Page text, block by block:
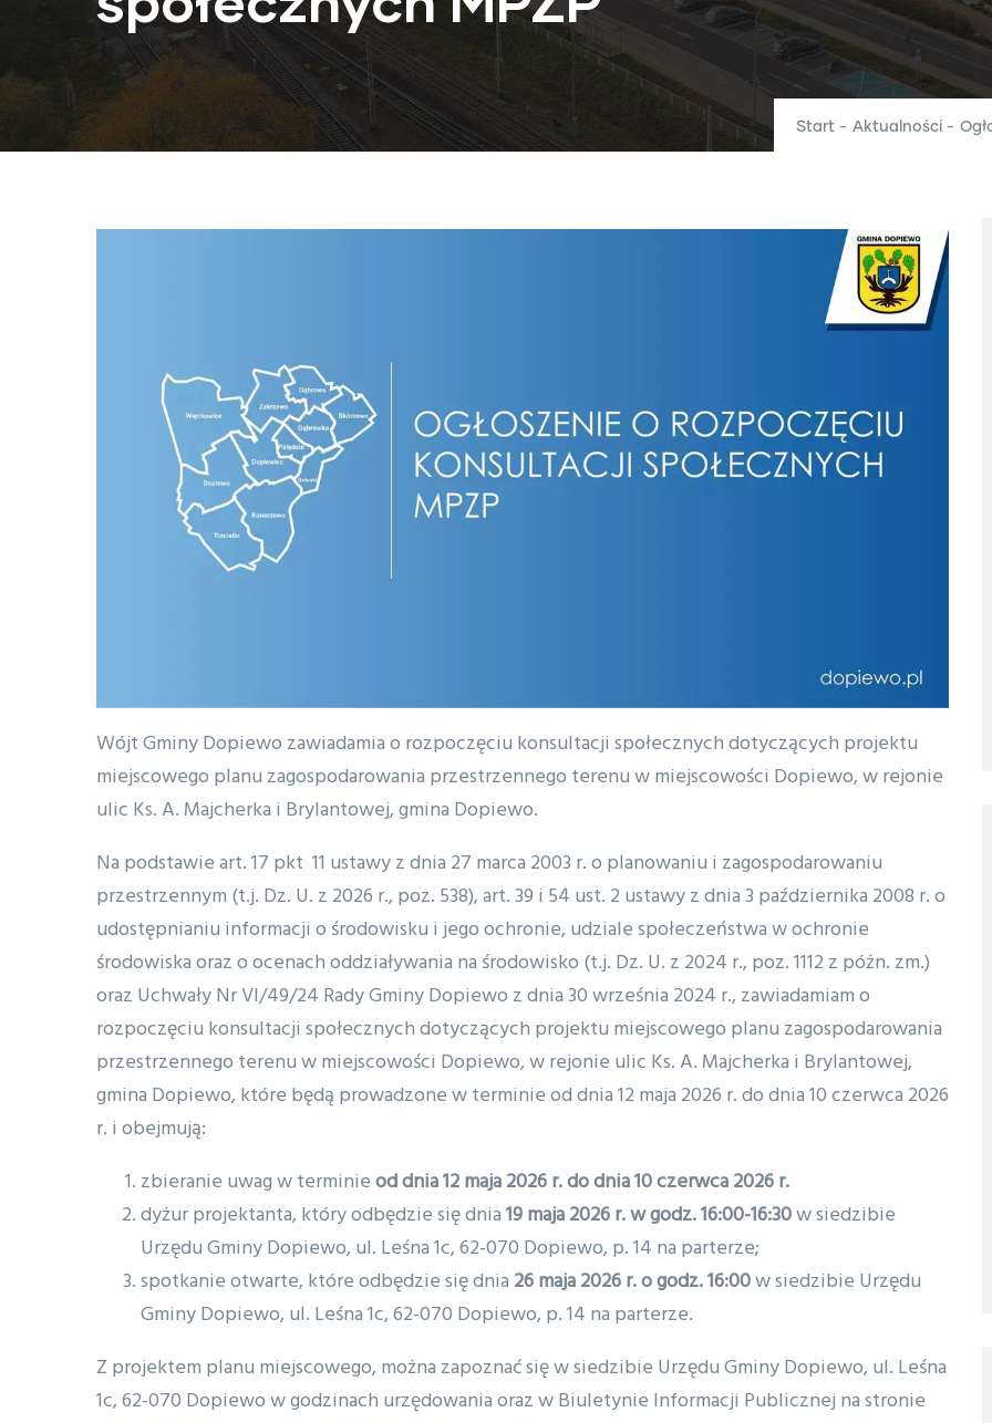
Start - Aktualności -
Wójt Gminy Dopiewo zawiadamia o rozpoczęciu konsultacji społecznych dotyczących projektu
miejscowego planu zagospodarowania przestrzennego terenu w miejscowości Dopiewo, w rejonie
ulic Ks. A. Majcherka i Brylantowej, gmina Dopiewo.
Na podstawie art. 17 pkt 11 ustawy z dnia 27 marca 2003 r. o planowaniu i zagospodarowaniu
przestrzennym (t.j. Dz. U. z 2026 r., poz. 538), art. 39 i 54 ust. 2 ustawy z dnia 3 października 2008 r. o
udostępnianiu informacji o środowisku i jego ochronie, udziale społeczeństwa w ochronie
środowiska oraz o ocenach oddziaływania na środowisko (t.j. Dz. U. z 2024 r., poz. 1112 z póżn. zm.)
oraz Uchwały Nr VI/49/24 Rady Gminy Dopiewo z dnia 30 września 2024 r., zawiadamiam o
rozpoczęciu konsultacji społecznych dotyczących projektu miejscowego planu zagospodarowania
przestrzennego terenu w miejscowości Dopiewo, w rejonie ulic Ks. A. Majcherka i Brylantowej,
gmina Dopiewo, które będą prowadzone w terminie od dnia 12 maja 2026 r. do dnia 10 czerwca 2026
r. i obejmują:
zbieranie uwag w terminieod dnia 12 maja 2026 r. do dnia 10 czerwca 2026 r.
dyżur projektanta, który odbędzie się dnia19 maja 2026 r.w godz. 16:00-16:30w siedzibie
Urzędu Gminy Dopiewo, ul. Leśna 1c, 62-070 Dopiewo, p. 14 na parterze;
spotkanie otwarte, które odbędzie się dnia 26 maja 2026 r. o godz. 16:00w siedzibie Urzędu
Gminy Dopiewo, ul. Leśna 1c, 62-070 Dopiewo, p. 14 na parterze.
Z projektem planu miejscowego, można zapoznać się w siedzibie Urzędu Gminy Dopiewo, ul. Leśna
1c, 62-070 Dopiewo w godzinach urzędowania oraz w Biuletynie Informacji Publicznej na stronie